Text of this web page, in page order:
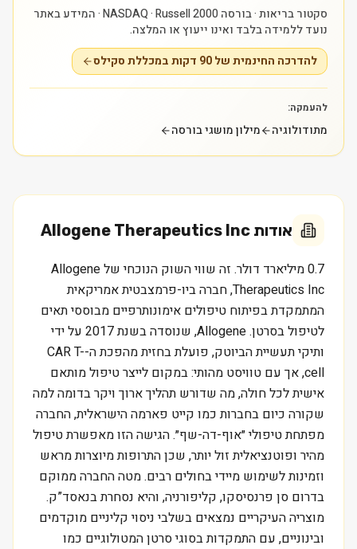
סקטור בריאות · בורסה NASDAQ · Russell 2000 · המידע באתר
נועד ללמידה בלבד ואינו ייעוץ או המלצה.
להדרכה החינמית של 90 דקות במכללת סקילס
להעמקה:
מתודולוגיה מילון מושגי בורסה
אודות Allogene Therapeutics Inc
0.7 מיליארד דולר. זה שווי השוק הנוכחי של Allogene
Therapeutics Inc, חברה ביו-פרמצבטית אמריקאית
המתמקדת בפיתוח טיפולים אימונותרפיים מבוססי תאים
לטיפול בסרטן. Allogene, שנוסדה בשנת 2017 על ידי
ותיקי תעשיית הביוטק, פועלת בחזית מהפכת ה-CAR T-
cell, אך עם טוויסט מהותי: במקום לייצר טיפול מותאם
אישית לכל חולה, מה שדורש תהליך ארוך ויקר בדומה למה
שקורה כיום בחברות כמו קייט פארמה הישראלית, החברה
מפתחת טיפולי ״אוף-דה-שף״. הגישה הזו מאפשרת טיפול
מהיר ופוטנציאלית זול יותר, שכן התרופות מיוצרות מראש
וזמינות לשימוש מיידי בחולים רבים. מטה החברה ממוקם
בדרום סן פרנסיסקו, קליפורניה, והיא נסחרת בנאסד”ק.
מוצריה העיקריים נמצאים בשלבי ניסוי קליניים מוקדמים
ובינוניים, עם התמקדות בסוגי סרטן המטולוגיים כמו